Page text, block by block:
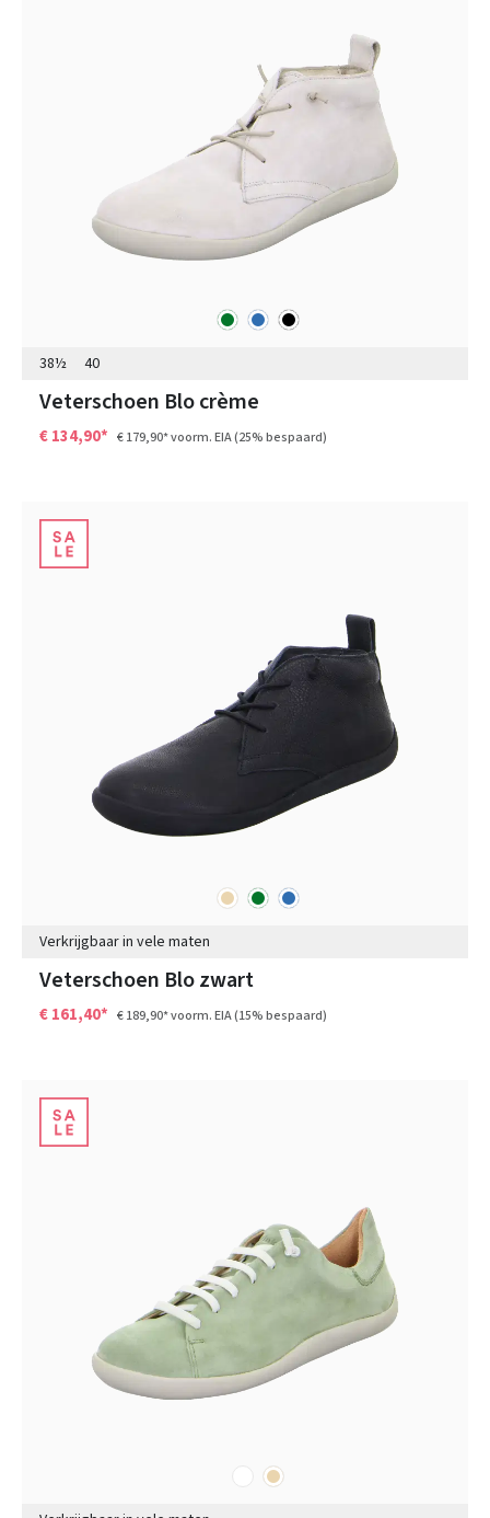
groenblauwzwart
38½ 40
Veterschoen Blo crème
€ 134,90* € 179,90*voorm. EIA(25% bespaard)
beigegroenblauw
Verkrijgbaar in vele maten
Veterschoen Blo zwart
€ 161,40* € 189,90*voorm. EIA(15% bespaard)
beige